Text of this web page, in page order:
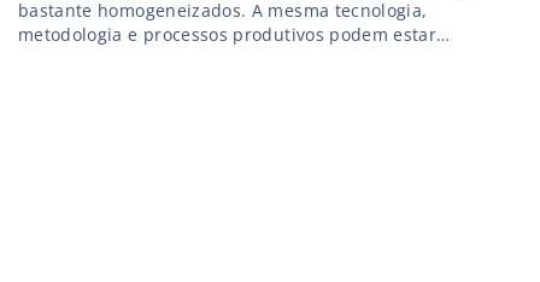
bastante homogeneizados. A mesma tecnologia,
metodologia e processos produtivos podem estar